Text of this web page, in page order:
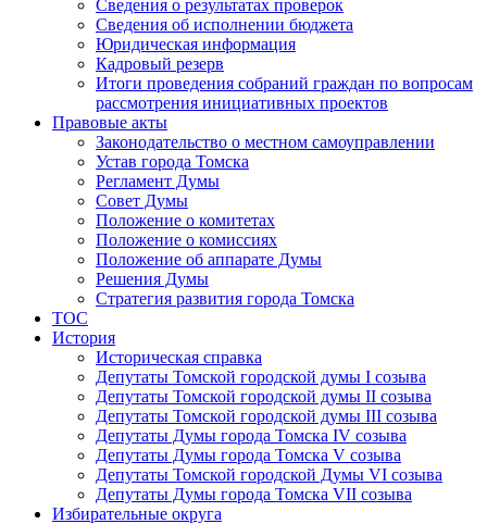
Сведения о результатах проверок
Сведения об исполнении бюджета
Юридическая информация
Кадровый резерв
Итоги проведения собраний граждан по вопросам
рассмотрения инициативных проектов
Правовые акты
Законодательство о местном самоуправлении
Устав города Томска
Регламент Думы
Совет Думы
Положение о комитетах
Положение о комиссиях
Положение об аппарате Думы
Решения Думы
Стратегия развития города Томска
ТОС
История
Историческая справка
Депутаты Томской городской думы I созыва
Депутаты Томской городской думы II созыва
Депутаты Томской городской думы III созыва
Депутаты Думы города Томска IV созыва
Депутаты Думы города Томска V созыва
Депутаты Томской городской Думы VI созыва
Депутаты Думы города Томска VII созыва
Избирательные округа